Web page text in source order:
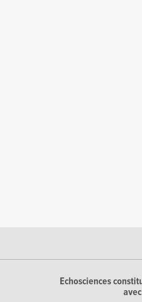
Echosciences